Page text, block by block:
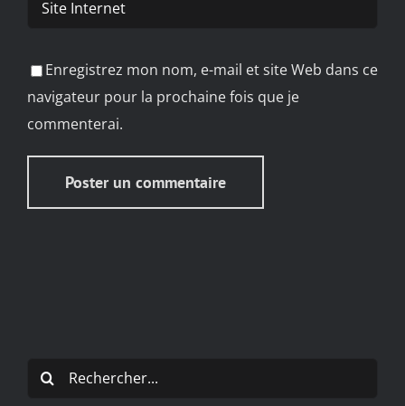
Enregistrez mon nom, e-mail et site Web dans ce
navigateur pour la prochaine fois que je
commenterai.
Rechercher: